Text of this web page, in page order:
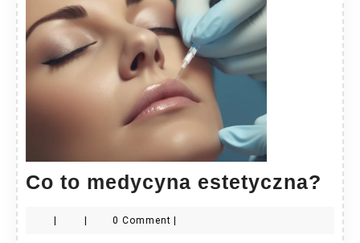
Co to medycyna estetyczna? Co
| | 0 Comment |